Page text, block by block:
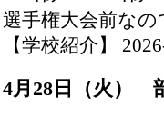
選手権大会前な
【学校紹介】
4月28日（火）